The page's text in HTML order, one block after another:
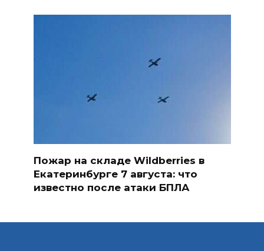
Пожар на складе Wildberries в
Екатеринбурге 7 августа: что
известно после атаки БПЛА